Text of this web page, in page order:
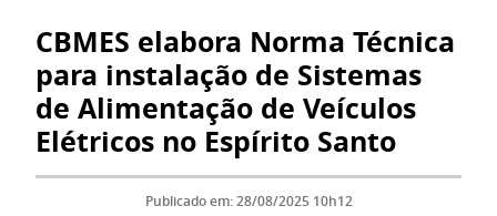
CBMES elabora Norma Técnica
para instalação de Sistemas
de Alimentação de Veículos
Elétricos no Espírito Santo
Publicado em: 28/08/2025 10h12